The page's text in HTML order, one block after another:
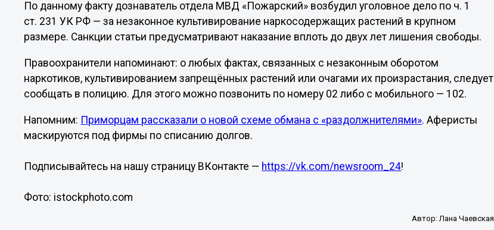
По данному факту дознаватель отдела МВД «Пожарский» возбудил уголовное дело по ч. 1
ст. 231 УК РФ — за незаконное культивирование наркосодержащих растений в крупном
размере. Санкции статьи предусматривают наказание вплоть до двух лет лишения свободы.
Правоохранители напоминают: о любых фактах, связанных с незаконным оборотом
наркотиков, культивированием запрещённых растений или очагами их произрастания, следует
сообщать в полицию. Для этого можно позвонить по номеру 02 либо с мобильного — 102.
Напомним: Приморцам рассказали о новой схеме обмана с «раздолжнителями». Аферисты
маскируются под фирмы по списанию долгов.
Подписывайтесь на нашу страницу ВКонтакте — https://vk.com/newsroom_24!
Фото: istockphoto.com
Автор: Лана Чаевская